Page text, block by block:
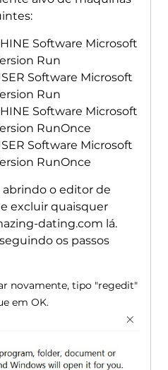
Software Microsoft
Run
Software Microsoft
Run
Software Microsoft
RunOnce
Software Microsoft
RunOnce
abrindo o editor de
excluir quaisquer
dating.com lá.
os passos
novamente, tipo "regedit"
em OK.